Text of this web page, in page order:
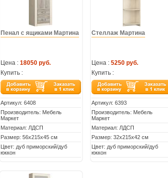
Пенал с ящиками Мартина
Цена : 18050 руб.
Купить :
Артикул: 6408
Производитель: Мебель
Маркет
Материал: ЛДСП
Размер: 56х215х45 см
Цвет: дуб приморский/дуб
юккон
Стеллаж Мартина
Цена : 5250 руб.
Купить :
Артикул: 6393
Производитель: Мебель
Маркет
Материал: ЛДСП
Размер: 32х215х42 см
Цвет: дуб приморский/дуб
юккон